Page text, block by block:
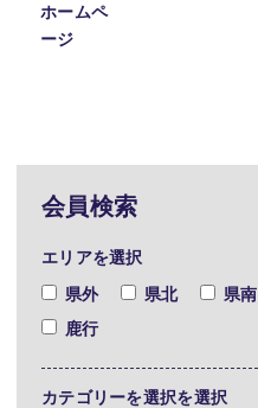
ホームペ
ージ
会員検索
エリアを選択
県外
県北 県南
鹿行
カテゴリーを選択を選択